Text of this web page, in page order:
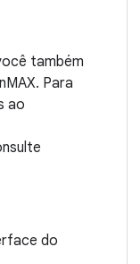
também
Para
ao
do